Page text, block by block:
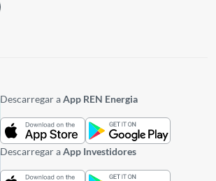
Descarregar aApp REN Energia
Descarregar aApp Investidores